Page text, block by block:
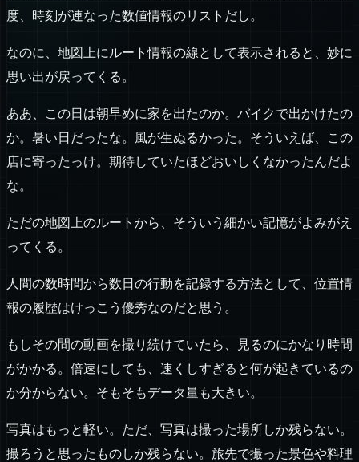
度、時刻が連なった数値情報のリストだし。
なのに、地図上にルート情報の線として表示されると、妙に
思い出が戻ってくる。
ああ、この日は朝早めに家を出たのか。バイクで出かけたの
か。暑い日だったな。風が生ぬるかった。そういえば、この
店に寄ったっけ。期待していたほどおいしくなかったんだよ
な。
ただの地図上のルートから、そういう細かい記憶がよみがえ
ってくる。
人間の数時間から数日の行動を記録する方法として、位置情
報の履歴はけっこう優秀なのだと思う。
もしその間の動画を撮り続けていたら、見るのにかなり時間
がかかる。倍速にしても、速くしすぎると何が起きているの
か分からない。そもそもデータ量も大きい。
写真はもっと軽い。ただ、写真は撮った場所しか残らない。
撮ろうと思ったものしか残らない。旅先で撮った景色や料理